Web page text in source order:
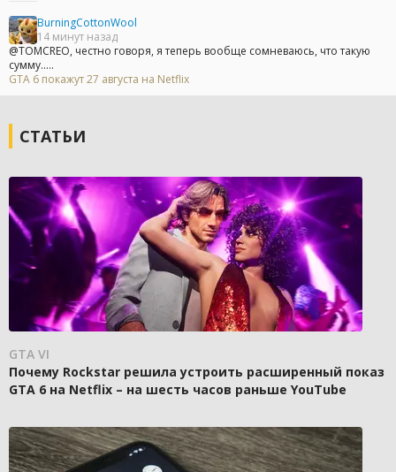
BurningCottonWool
14 минут назад
@TOMCREO, честно говоря, я теперь вообще сомневаюсь, что такую
сумму.....
GTA 6 покажут 27 августа на Netflix
СТАТЬИ
GTA VI
Почему Rockstar решила устроить расширенный показ
GTA 6 на Netflix – на шесть часов раньше YouTube